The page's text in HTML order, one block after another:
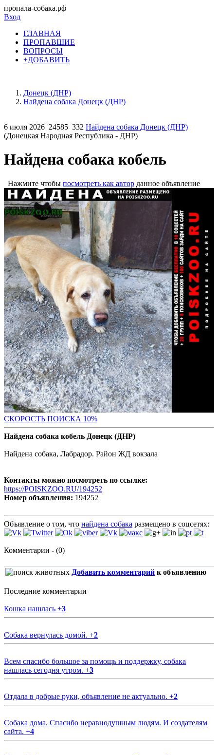
пропала-собака.рф
Вход
ГЛАВНАЯ
ПРОПАВШИЕ
ВОПРОСЫ
+ДОБАВИТЬ
Донецк (ДНР)
Найдена собака Донецк (ДНР)
6 июля 2026 24585 332 Найдена собака Донецк (ДНР)
(Донецкая Народная Республика - ДНР)
Найдена собака кобель
Нажмите чтобы посмотреть как автор данное объявление
СКОРОСТЬ ПОИСКА 10%
Найдена собака кобель Донецк (ДНР)
Найдена собака, Лабрадор. Район ЖД вокзала
Контакты можно посмотреть по ссылке:
https://POISKZOO.RU/194252
Номер объявления: 194252
Объявление о том, что найдена собака размещено в соцсетях:
Комментарии - (0)
Добавить комментарий к объявлению
Последние комментарии
Кошка нашлась +3
Собака вернулась домой. +2
Всем спасибо большое за помощь и поддержку, собака
нашлась сегодня утром. +3
Отдала в добрые руки, объявление не актуально. +2
Собака дома. Спасибо неравнодушным людям. И создателям
сайта. +4